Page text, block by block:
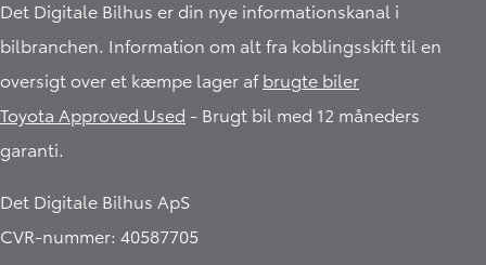
Det Digitale Bilhus er din nye informationskanal i
bilbranchen. Information om alt fra koblingsskift til en
oversigt over et kæmpe lager afbrugte biler
Toyota Approved Used - Brugt bil med 12 måneders
garanti.​
Det Digitale Bilhus ApS
CVR-nummer: 40587705